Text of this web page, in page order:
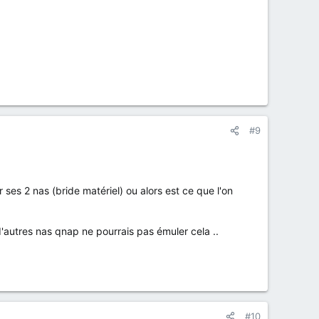
#9
2 nas (bride matériel) ou alors est ce que l'on
nas qnap ne pourrais pas émuler cela ..
#10